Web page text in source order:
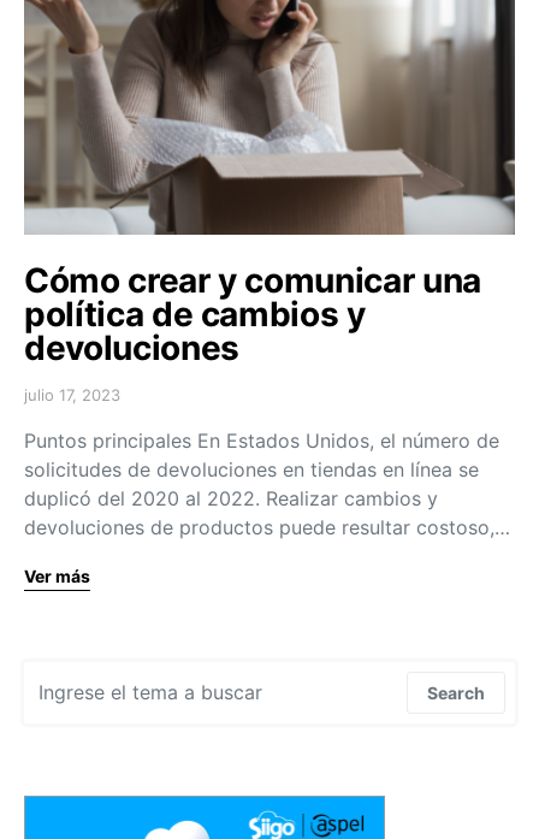
Cómo crear y comunicar una
política de cambios y
devoluciones
julio 17, 2023
Puntos principales En Estados Unidos, el número de
solicitudes de devoluciones en tiendas en línea se
duplicó del 2020 al 2022. Realizar cambios y
devoluciones de productos puede resultar costoso,…
Ver más
Search